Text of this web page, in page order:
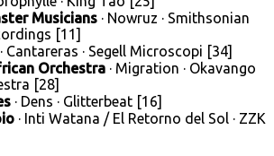
Musicians · Nowruz · Smithsonian
[11]
· Cantareras · Segell Microscopi [34]
Orchestra · Migration · Okavango
[28]
· Dens · Glitterbeat [16]
· Inti Watana / El Retorno del Sol · ZZK